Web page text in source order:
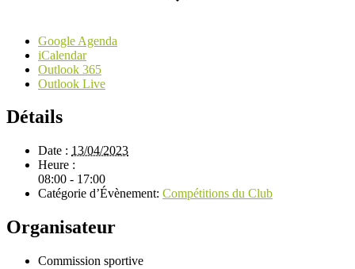
Google Agenda
iCalendar
Outlook 365
Outlook Live
Détails
Date : 13/04/2023
Heure :
08:00 - 17:00
Catégorie d’Évènement: Compétitions du Club
Organisateur
Commission sportive